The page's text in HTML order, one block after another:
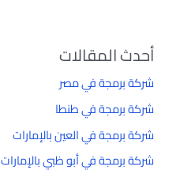
أحدث المقالات
شركة برمجة في مصر
شركة برمجة في طنطا
شركة برمجة في العين بالإمارات
شركة برمجة في أبو ظبي بالإمارات